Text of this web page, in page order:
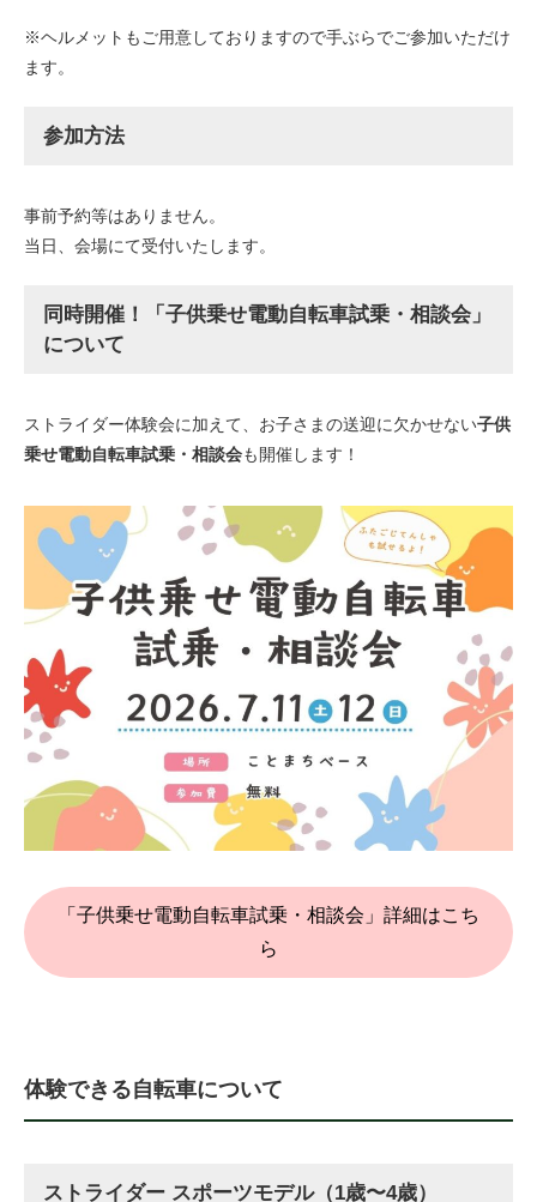
※ヘルメットもご用意しておりますので手ぶらでご参加いただけ
ます。
参加方法
事前予約等はありません。
当日、会場にて受付いたします。
同時開催！「子供乗せ電動自転車試乗・相談会」
について
ストライダー体験会に加えて、お子さまの送迎に欠かせない子供
乗せ電動自転車試乗・相談会も開催します！
「子供乗せ電動自転車試乗・相談会」詳細はこち
ら
体験できる自転車について
ストライダー スポーツモデル（1歳〜4歳）